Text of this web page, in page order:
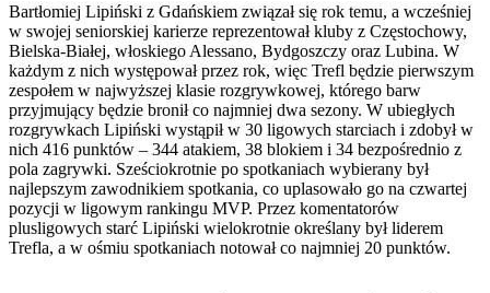
Bartłomiej Lipiński z Gdańskiem związał się rok temu, a wcześniej
w swojej seniorskiej karierze reprezentował kluby z Częstochowy,
Bielska-Białej, włoskiego Alessano, Bydgoszczy oraz Lubina. W
każdym z nich występował przez rok, więc Trefl będzie pierwszym
zespołem w najwyższej klasie rozgrywkowej, którego barw
przyjmujący będzie bronił co najmniej dwa sezony. W ubiegłych
rozgrywkach Lipiński wystąpił w 30 ligowych starciach i zdobył w
nich 416 punktów – 344 atakiem, 38 blokiem i 34 bezpośrednio z
pola zagrywki. Sześciokrotnie po spotkaniach wybierany był
najlepszym zawodnikiem spotkania, co uplasowało go na czwartej
pozycji w ligowym rankingu MVP. Przez komentatorów
plusligowych starć Lipiński wielokrotnie określany był liderem
Trefla, a w ośmiu spotkaniach notował co najmniej 20 punktów.